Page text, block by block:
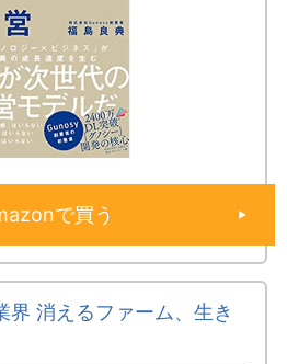
で買う
界 消えるファーム、生き